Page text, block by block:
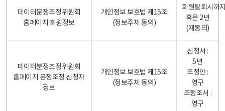
데이터분쟁조정위원회
홈페이지 회원정보
개인정보 보호법 제15조
(정보주체 동의)
회원탈퇴시까
혹은 2년
(재동의)
데이터분쟁조정위원회
홈페이지 분쟁조정 신청자
정보
개인정보 보호법 제15조
(정보주체 동의)
신청서 :
5년
조정안 :
영구
조정조서 :
영구